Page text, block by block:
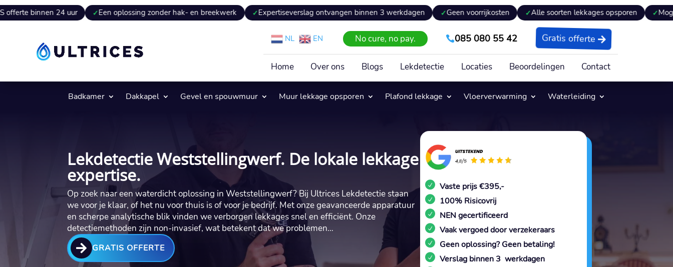
24 uur Een oplossing zonder hak- en breekwerk Expertiseverslag ontvangen binnen 3 werkdagen Geen voorrijkosten Alle soorten lekkages opsporen Mogelijkheden
NL EN No cure, no pay. 085 080 55 42 Gratis offerte
Home Over ons Blogs Lekdetectie Locaties Beoordelingen Contact
Badkamer Dakkapel Gevel en spouwmuur Muur lekkage opsporen Plafond lekkage Vloerverwarming Waterleiding
Lekdetectie Weststellingwerf. De lokale lekkage
expertise.
Op zoek naar een waterdicht oplossing in Weststellingwerf? Bij Ultrices Lekdetectie staan
we voor je klaar, of het nu voor thuis is of voor je bedrijf.​ Met onze geavanceerde apparatuur
en scherpe analytische blik vinden we verborgen lekkages snel en efficiënt.​ Onze
detectiemethoden zijn non-invasief, wat betekent dat we problemen…
 GRATIS OFFERTE
Vaste prijs €395,-
100% Risicovrij
NEN gecertificeerd
Vaak vergoed door verzekeraars
Geen oplossing? Geen betaling!
Verslag binnen 3 werkdagen